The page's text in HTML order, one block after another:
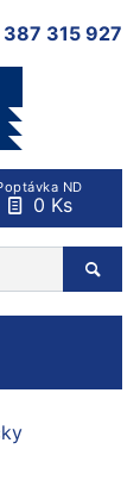
387 315 927
ND
0 Ks